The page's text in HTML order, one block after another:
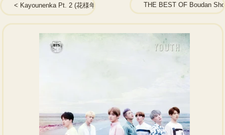
Kayounenka Pt. 2 (花様年華Pt. 2) THE BEST OF Boudan